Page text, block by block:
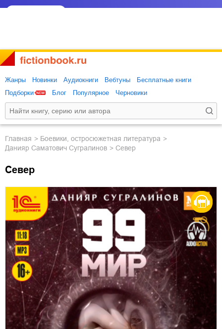
Жанры Новинки Аудиокниги Вебтуны
Бесплатные книги
Подборки
Блог Популярное Черновики
Главная
боевики, остросюжетная литература
Данияр Саматович Сугралинов
Север
Север